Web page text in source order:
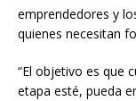
emprendedores y
quienes necesitan
“El objetivo es que
etapa esté, pueda